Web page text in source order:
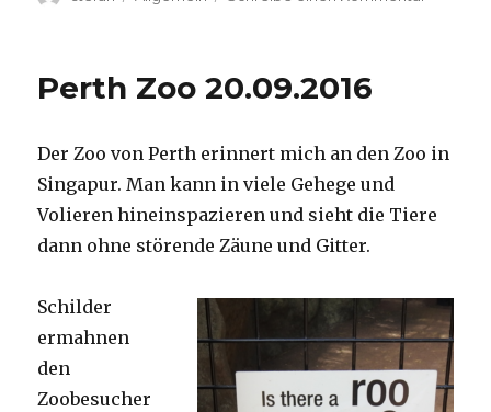
Perth
Perth Zoo 20.09.2016
Der Zoo von Perth erinnert mich an den Zoo in
Singapur. Man kann in viele Gehege und
Volieren hineinspazieren und sieht die Tiere
dann ohne störende Zäune und Gitter.
Schilder
ermahnen
den
Zoobesucher